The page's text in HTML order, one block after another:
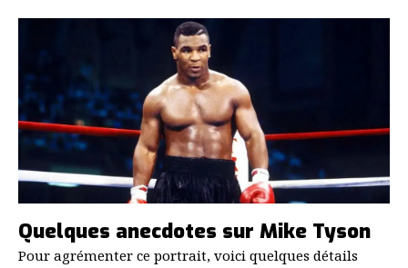
Quelques anecdotes sur Mike Tyson
Pour agrémenter ce portrait, voici quelques détails